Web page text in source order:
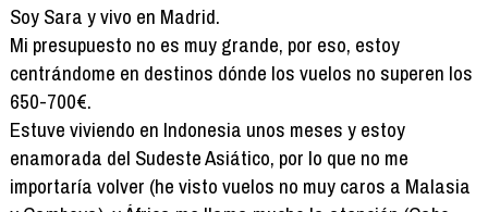
Soy Sara y vivo en Madrid.
Mi presupuesto no es muy grande, por eso, estoy
centrándome en destinos dónde los vuelos no superen los
650-700€.
Estuve viviendo en Indonesia unos meses y estoy
enamorada del Sudeste Asiático, por lo que no me
importaría volver (he visto vuelos no muy caros a Malasia